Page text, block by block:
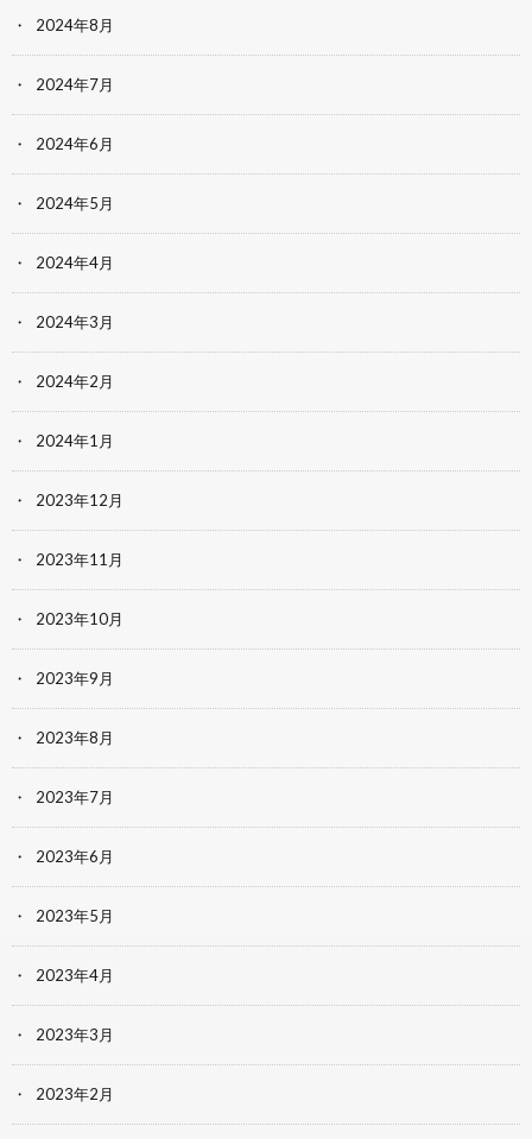
2024年8月
2024年7月
2024年6月
2024年5月
2024年4月
2024年3月
2024年2月
2024年1月
2023年12月
2023年11月
2023年10月
2023年9月
2023年8月
2023年7月
2023年6月
2023年5月
2023年4月
2023年3月
2023年2月